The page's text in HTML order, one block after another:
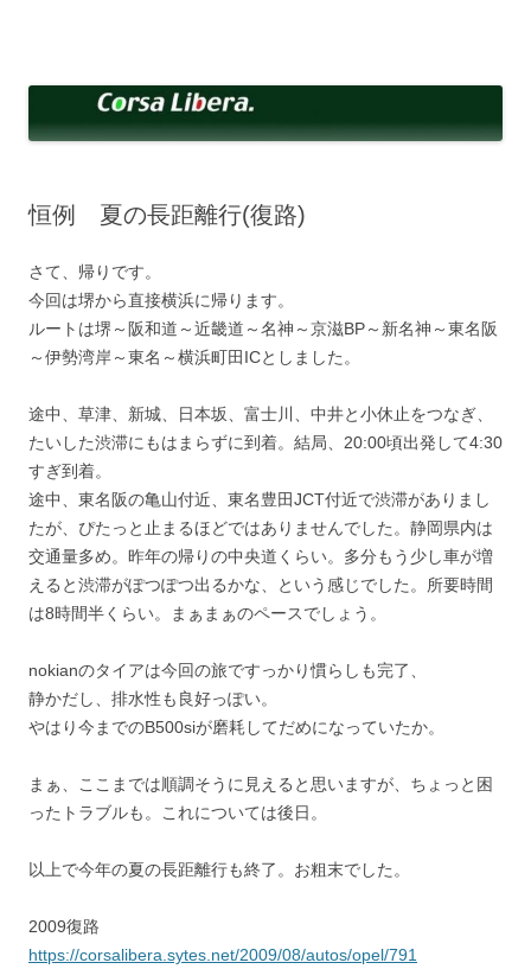
へ
ッ
恒例 夏の長距離行(復路)
さて、帰りです。
今回は堺から直接横浜に帰ります。
ルートは堺～阪和道～近畿道～名神～京滋BP～新名神～東名阪
～伊勢湾岸～東名～横浜町田ICとしました。
途中、草津、新城、日本坂、富士川、中井と小休止をつなぎ、
たいした渋滞にもはまらずに到着。結局、20:00頃出発して4:30
すぎ到着。
途中、東名阪の亀山付近、東名豊田JCT付近で渋滞がありまし
たが、ぴたっと止まるほどではありませんでした。静岡県内は
交通量多め。昨年の帰りの中央道くらい。多分もう少し車が増
えると渋滞がぽつぽつ出るかな、という感じでした。所要時間
は8時間半くらい。まぁまぁのペースでしょう。
nokianのタイアは今回の旅ですっかり慣らしも完了、
静かだし、排水性も良好っぽい。
やはり今までのB500siが磨耗してだめになっていたか。
まぁ、ここまでは順調そうに見えると思いますが、ちょっと困
ったトラブルも。これについては後日。
以上で今年の夏の長距離行も終了。お粗末でした。
2009復路
https://corsalibera.sytes.net/2009/08/autos/opel/791